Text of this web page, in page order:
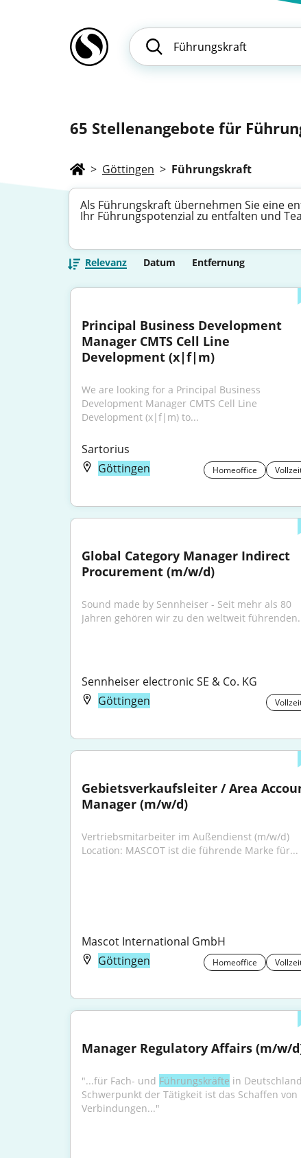
65 Stellenangebote für
> Göttingen > Führungskraft
Als Führungskraft übernehmen Sie eine
Ihr Führungspotenzial zu entfalten und
Relevanz Datum Entfernung
Principal Business Development
Manager CMTS Cell Line
Development (x|f|m)
We are looking for a Principal Business
Development Manager CMTS Cell Line
Development (x|f|m) to...
Sartorius
Göttingen
Homeoffice
Global Category Manager Indirect
Procurement (m/w/d)
Sound made by Sennheiser - Seit mehr als 80
Jahren gehören wir zu den weltweit
Sennheiser electronic SE & Co. KG
Göttingen
Gebietsverkaufsleiter / Area
Manager (m/w/d)
Vertriebsmitarbeiter im Außendienst (m/w/d)
Location: MASCOT ist die führende Marke für...
Mascot International GmbH
Göttingen
Homeoffice
Manager Regulatory Affairs (m/w/
"...für Fach- und Führungskräfte in
Schwerpunkt der Tätigkeit ist das Schaffen von
Verbindungen..."